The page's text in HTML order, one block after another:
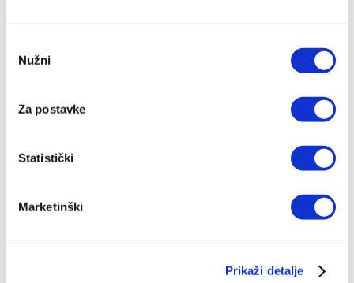
pristanka
Nužni
Za postavke
Statistički
Marketinški
Prikaži detalje
IZDANJA NAKLADE VERBUM